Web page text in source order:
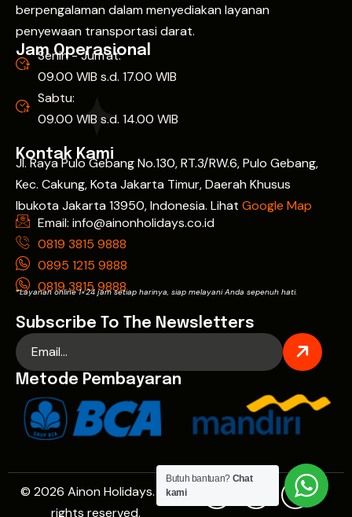
berpengalaman dalam menyediakan layanan
penyewaan transportasi darat.
Jam Operasional
Senin - Jum'at:
09.00 WIB s.d. 17.00 WIB
Sabtu:
09.00 WIB s.d. 14.00 WIB
Kontak Kami
Jl. Raya Pulo Gebang No.130, RT.3/RW.6, Pulo Gebang,
Kec. Cakung, Kota Jakarta Timur, Daerah Khusus
Ibukota Jakarta 13950, Indonesia. Lihat Google Map
Email: info@ainonholidays.co.id
0819 3815 9888
0895 1215 9888
0819 3815 9888
*Layanan online 1×24 jam setiap harinya, siap melayani Anda sepenuh hati.
Subscribe To The Newsletters
Metode Pembayaran
© 2026 Ainon Holidays. All
rights reserved.
Butuh bantuan? Chat
kami